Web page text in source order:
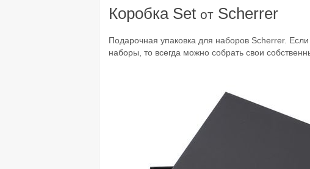
Коробка Set от Scherrer
Подарочная упаковка для наборов Scherrer.
наборы, то всегда можно собрать свои